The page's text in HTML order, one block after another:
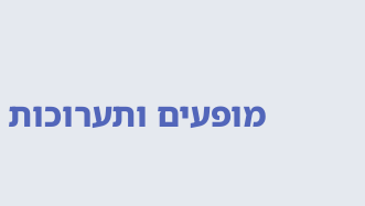
מופעים ותערוכות